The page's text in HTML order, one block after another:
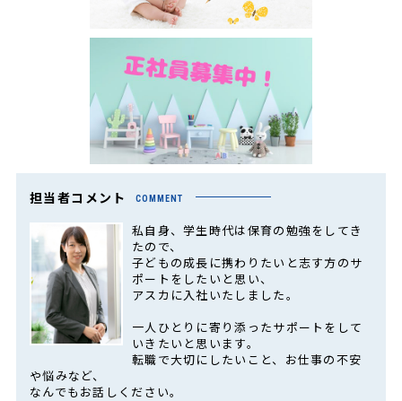
担当者コメント COMMENT
私自身、学生時代は保育の勉強をしてき
たので、
子どもの成長に携わりたいと志す方のサ
ポートをしたいと思い、
アスカに入社いたしました。
一人ひとりに寄り添ったサポートをして
いきたいと思います。
転職で大切にしたいこと、お仕事の不安
や悩みなど、
なんでもお話しください。